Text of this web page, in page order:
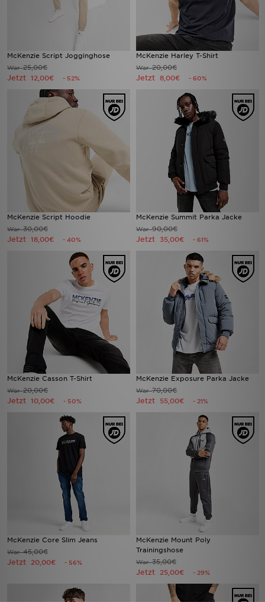
McKenzie Script Jogginghose
War25,00€
Jetzt 12,00€ - 52%
McKenzie Harley T-Shirt
War20,00€
Jetzt 8,00€ - 60%
McKenzie Script Hoodie
War30,00€
Jetzt 18,00€ - 40%
McKenzie Summit Parka Jacke
War90,00€
Jetzt 35,00€ - 61%
McKenzie Casson T-Shirt
War20,00€
Jetzt 10,00€ - 50%
McKenzie Exposure Parka Jacke
War70,00€
Jetzt 55,00€ - 21%
McKenzie Core Slim Jeans
War45,00€
Jetzt 20,00€ - 56%
McKenzie Mount Poly
Trainingshose
War35,00€
Jetzt 25,00€ - 29%